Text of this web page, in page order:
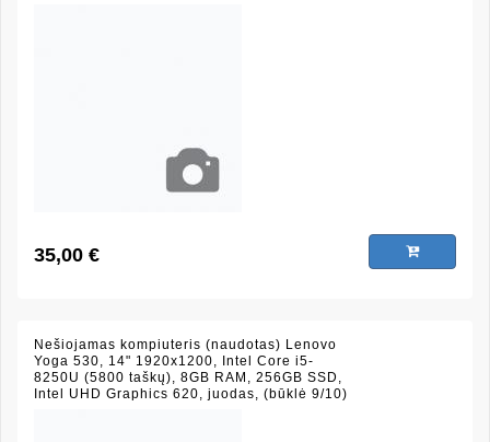
35,00 €
Nešiojamas kompiuteris (naudotas) Lenovo
Yoga 530, 14" 1920x1200, Intel Core i5-
8250U (5800 taškų), 8GB RAM, 256GB SSD,
Intel UHD Graphics 620, juodas, (būklė 9/10)